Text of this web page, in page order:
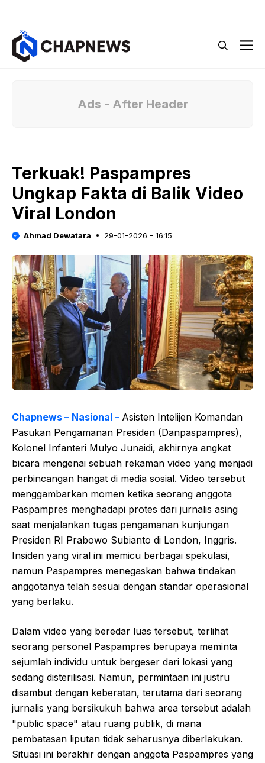
Ads - After Header
Terkuak! Paspampres
Ungkap Fakta di Balik Video
Viral London
Ahmad Dewatara 29-01-2026 - 16.15
Chapnews – Nasional – Asisten Intelijen Komandan
Pasukan Pengamanan Presiden (Danpaspampres),
Kolonel Infanteri Mulyo Junaidi, akhirnya angkat
bicara mengenai sebuah rekaman video yang menjadi
perbincangan hangat di media sosial. Video tersebut
menggambarkan momen ketika seorang anggota
Paspampres menghadapi protes dari jurnalis asing
saat menjalankan tugas pengamanan kunjungan
Presiden RI Prabowo Subianto di London, Inggris.
Insiden yang viral ini memicu berbagai spekulasi,
namun Paspampres menegaskan bahwa tindakan
anggotanya telah sesuai dengan standar operasional
yang berlaku.
Dalam video yang beredar luas tersebut, terlihat
seorang personel Paspampres berupaya meminta
sejumlah individu untuk bergeser dari lokasi yang
sedang disterilisasi. Namun, permintaan ini justru
disambut dengan keberatan, terutama dari seorang
jurnalis yang bersikukuh bahwa area tersebut adalah
"public space" atau ruang publik, di mana
pembatasan liputan tidak seharusnya diberlakukan.
Situasi ini berakhir dengan anggota Paspampres yang